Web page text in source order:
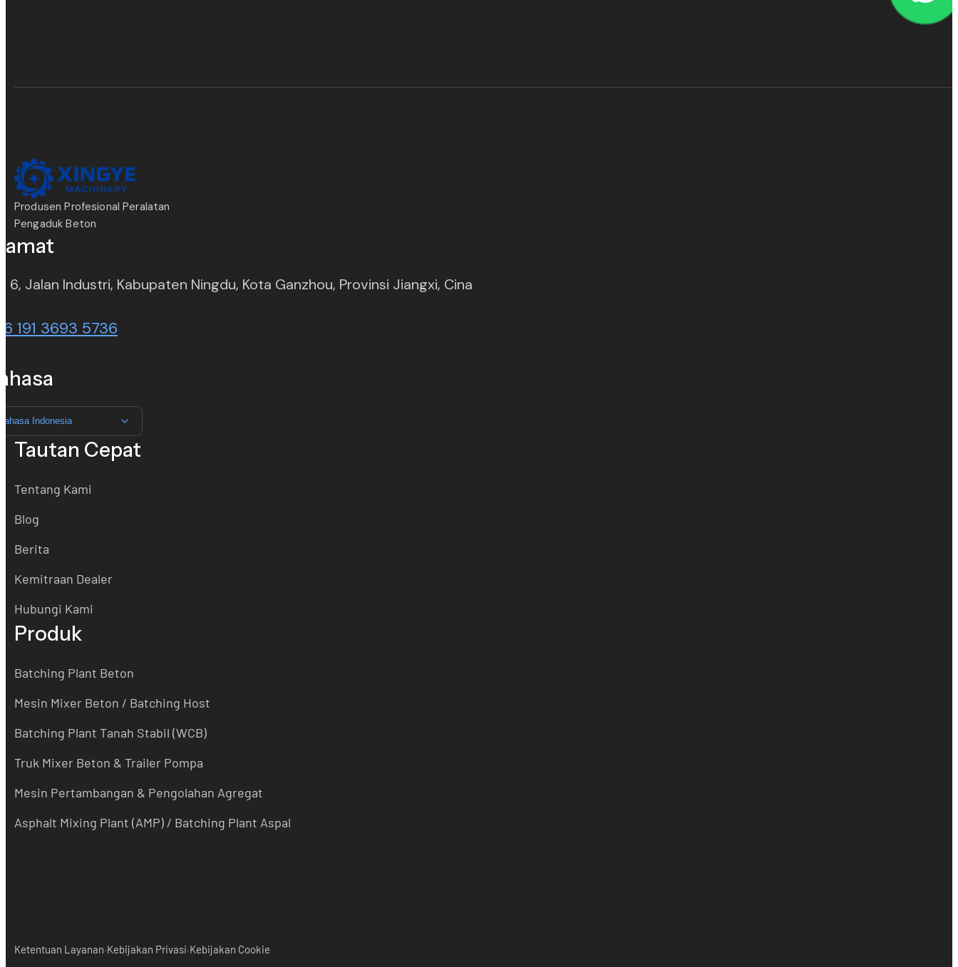
Produsen Profesional Peralatan
Pengaduk Beton
6, Jalan Industri, Kabupaten Ningdu, Kota Ganzhou, Provinsi Jiangxi, Cina
191 3693 5736
Indonesia
Tautan Cepat
Tentang Kami
Blog
Berita
Kemitraan Dealer
Hubungi Kami
Produk
Batching Plant Beton
Mesin Mixer Beton / Batching Host
Batching Plant Tanah Stabil (WCB)
Truk Mixer Beton & Trailer Pompa
Mesin Pertambangan & Pengolahan Agregat
Asphalt Mixing Plant (AMP) / Batching Plant Aspal
Ketentuan Layanan·Kebijakan Privasi·Kebijakan Cookie